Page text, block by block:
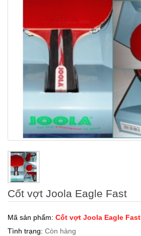
Cốt vợt Joola Eagle Fast
Mã sản phẩm: Cốt vợt Joola Eagle Fast
Tình trạng: Còn hàng